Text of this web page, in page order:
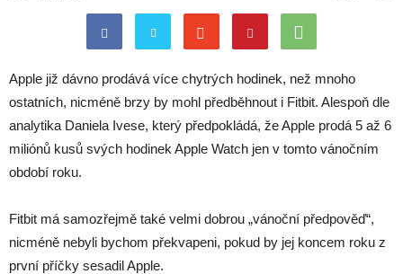
Apple již dávno prodává více chytrých hodinek, než mnoho
ostatních, nicméně brzy by mohl předběhnout i Fitbit. Alespoň dle
analytika Daniela Ivese, který předpokládá, že Apple prodá 5 až 6
miliónů kusů svých hodinek Apple Watch jen v tomto vánočním
období roku.
Fitbit má samozřejmě také velmi dobrou „vánoční předpověď“,
nicméně nebyli bychom překvapeni, pokud by jej koncem roku z
první příčky sesadil Apple.